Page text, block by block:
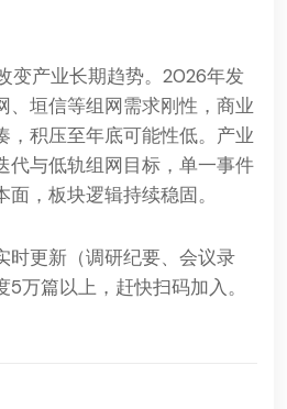
变产业长期趋势。2026年发
、垣信等组网需求刚性，商业
，积压至年底可能性低。产业
代与低轨组网目标，单一事件
，板块逻辑持续稳固。
时更新（调研纪要、会议录
万篇以上，赶快扫码加入。